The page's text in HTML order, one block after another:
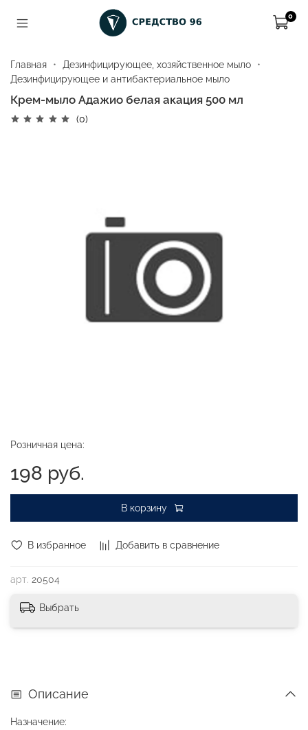
0
Главная
Дезинфицирующее, хозяйственное мыло
Дезинфицирующее и антибактериальное мыло
Крем-мыло Адажио белая акация 500 мл
(0)
В избранное Добавить в сравнение
арт. 20504
Розничная цена:
198 руб.
В корзину
Выбрать
Описание
Назначение: